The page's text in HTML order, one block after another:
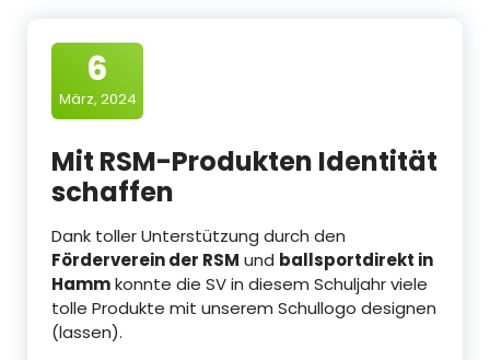
6
März, 2024
Mit RSM-Produkten Identität
schaffen
Dank toller Unterstützung durch den
Förderverein der RSM und ballsportdirekt in
Hammkonnte die SV in diesem Schuljahr viele
tolle Produkte mit unserem Schullogo designen
(lassen).